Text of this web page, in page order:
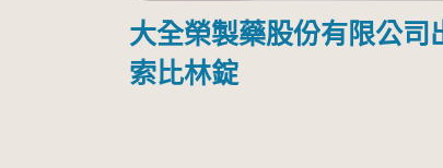
大全榮製藥股份有限公司
索比林錠